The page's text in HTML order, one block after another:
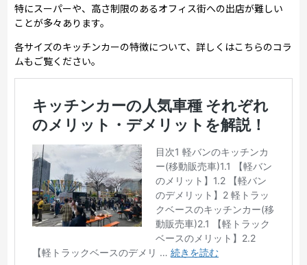
特にスーパーや、高さ制限のあるオフィス街への出店が難しい
ことが多々あります。
各サイズのキッチンカーの特徴について、詳しくはこちらのコラ
ムもご覧ください。